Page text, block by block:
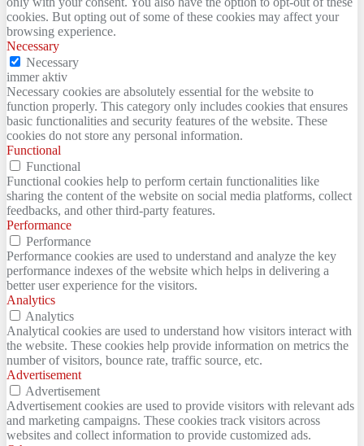
cookies. But opting out of some of these cookies may affect your
browsing experience.
Necessary
Necessary
immer aktiv
Necessary cookies are absolutely essential for the website to
function properly. This category only includes cookies that ensures
basic functionalities and security features of the website. These
cookies do not store any personal information.
Functional
Functional
Functional cookies help to perform certain functionalities like
sharing the content of the website on social media platforms, collect
feedbacks, and other third-party features.
Performance
Performance
Performance cookies are used to understand and analyze the key
performance indexes of the website which helps in delivering a
better user experience for the visitors.
Analytics
Analytics
Analytical cookies are used to understand how visitors interact with
the website. These cookies help provide information on metrics the
number of visitors, bounce rate, traffic source, etc.
Advertisement
Advertisement
Advertisement cookies are used to provide visitors with relevant ads
and marketing campaigns. These cookies track visitors across
websites and collect information to provide customized ads.